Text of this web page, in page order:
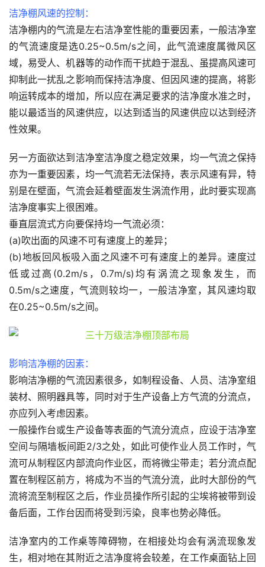
洁净棚风速的控制：
洁净棚内的气流是左右洁净室性能的重要因素，一般洁净室
的气流速度是选0.25~0.5m/s之间，此气流速度属微风区
域，易受人、机器等的动作而干扰趋于混乱、虽提高风速可
抑制此一扰乱之影响而保持洁净度、但因风速的提高，将影
响运转成本的增加，所以应在满足要求的洁净度水准之时，
能以最适当的风速供应，以达到适当的风速供应以达到经济
性效果。
另一方面欲达到洁净室洁净度之稳定效果，均一气流之保持
亦为一重要因素，均一气流若无法保持，表示风速有异，特
别是在壁面，气流会延着壁面发生涡流作用，此时要实现高
洁净度事实上很困难。
垂直层流式方向要保持均一气流必须：
(a)吹出面的风速不可有速度上的差异；
(b)地板回风板吸入面之风速不可有速度上的差异。速度过
低或过高(0.2m/s，0.7m/s)均有涡流之现象发生，而
0.5m/s之速度，气流则较均一，一般洁净室，其风速均取
在0.25~0.5m/s之间。
影响洁净棚的因素：
影响洁净棚的气流因素很多，如制程设备、人员、洁净室组
装材、照明器具等，同时对于生产设备上方气流的分流点，
亦应列入考虑因素。
一般操作台或生产设备等表面的气流分流点，应设于洁净室
空间与隔墙板间距2/3之处，如此可使作业人员工作时，气
流可从制程区内部流向作业区，而将微尘带走；若分流点配
置在制程区前方，将成为不当的气流分流，此时大部份的气
流将流至制程区之后，作业员操作所引起的尘埃将被带到设
备后面，工作台因而将受到污染，良率也势必降低。
洁净室内的工作桌等障碍物，在相接处均会有涡流现象发
生，相对地在其附近之洁净度将会较差，在工作桌面钻上回